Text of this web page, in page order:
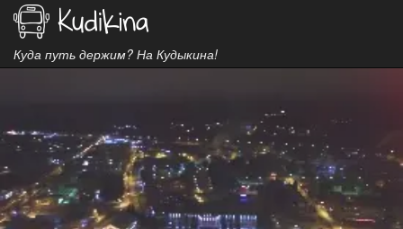
Куда путь держим? На Кудыкина!